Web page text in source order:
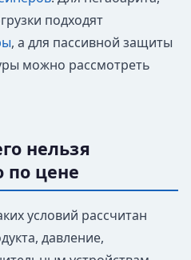
подходят
, а для пассивной защиты
можно рассмотреть
нельзя
по цене
условий рассчитан
давление,